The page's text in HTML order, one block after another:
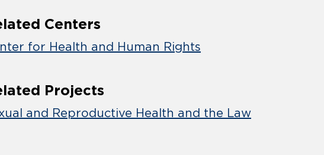
Centers
for Health and Human Rights
Projects
and Reproductive Health and the Law